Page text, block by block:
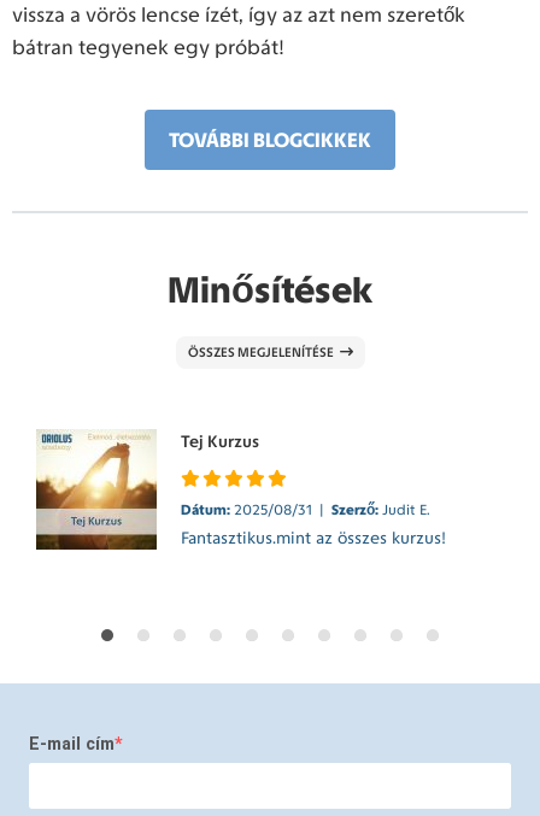
vissza a vörös lencse ízét, így az azt nem szeretők
bátran tegyenek egy próbát!
TOVÁBBI BLOGCIKKEK
Minősítések
ÖSSZES MEGJELENÍTÉSE
Tej Kurzus
Dátum: 2025/08/31 | Szerző: Judit E.
Fantasztikus.mint az összes kurzus!
E-mail cím